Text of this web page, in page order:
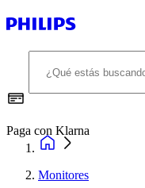
Paga con Klarna
Monitores